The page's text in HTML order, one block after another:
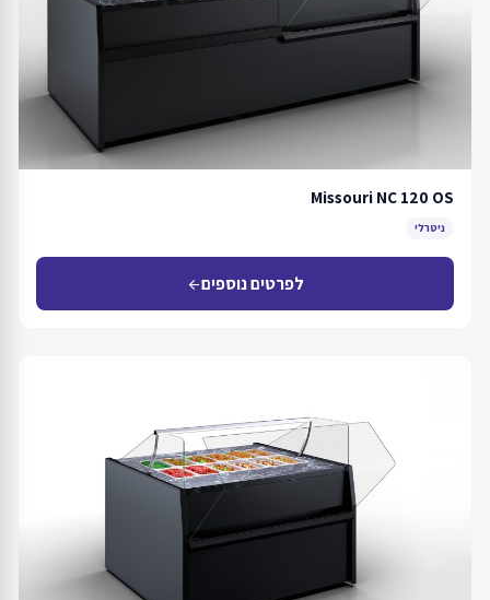
Missouri NC 120 OS
ניטרלי
לפרטים נוספיםarrow_back